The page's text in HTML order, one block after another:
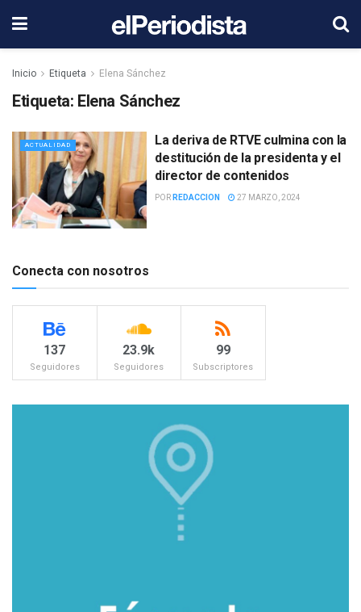
Inicio Etiqueta Elena Sánchez
Etiqueta: Elena Sánchez
ACTUALIDAD
La deriva de RTVE culmina con la
destitución de la presidenta y el
director de contenidos
POR REDACCION 27 MARZO, 2024
Conecta con nosotros
137
Seguidores
23.9k
Seguidores
99
Subscriptores